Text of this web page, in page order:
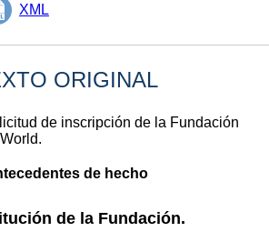
XML
ORIGINAL
de inscripción de la Fundación
de hecho
de la Fundación.